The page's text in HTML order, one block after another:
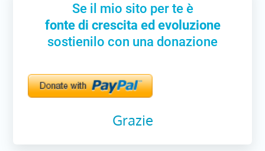
Se il mio sito per te è
fonte di crescita ed evoluzione
sostienilo con una donazione
Grazie